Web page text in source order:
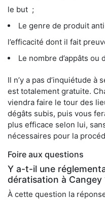
le but ;
Le genre de produit
l’efficacité dont il fait
Le nombre d’appâts ou
Il n’y a pas d’inquiétude à
est totalement gratuite.
viendra faire le tour des
dégâts subis, puis vous
plus efficace selon lui,
nécessaires pour la
Foire aux questions
Y a-t-il une
dératisation à Cangey
À cette question la